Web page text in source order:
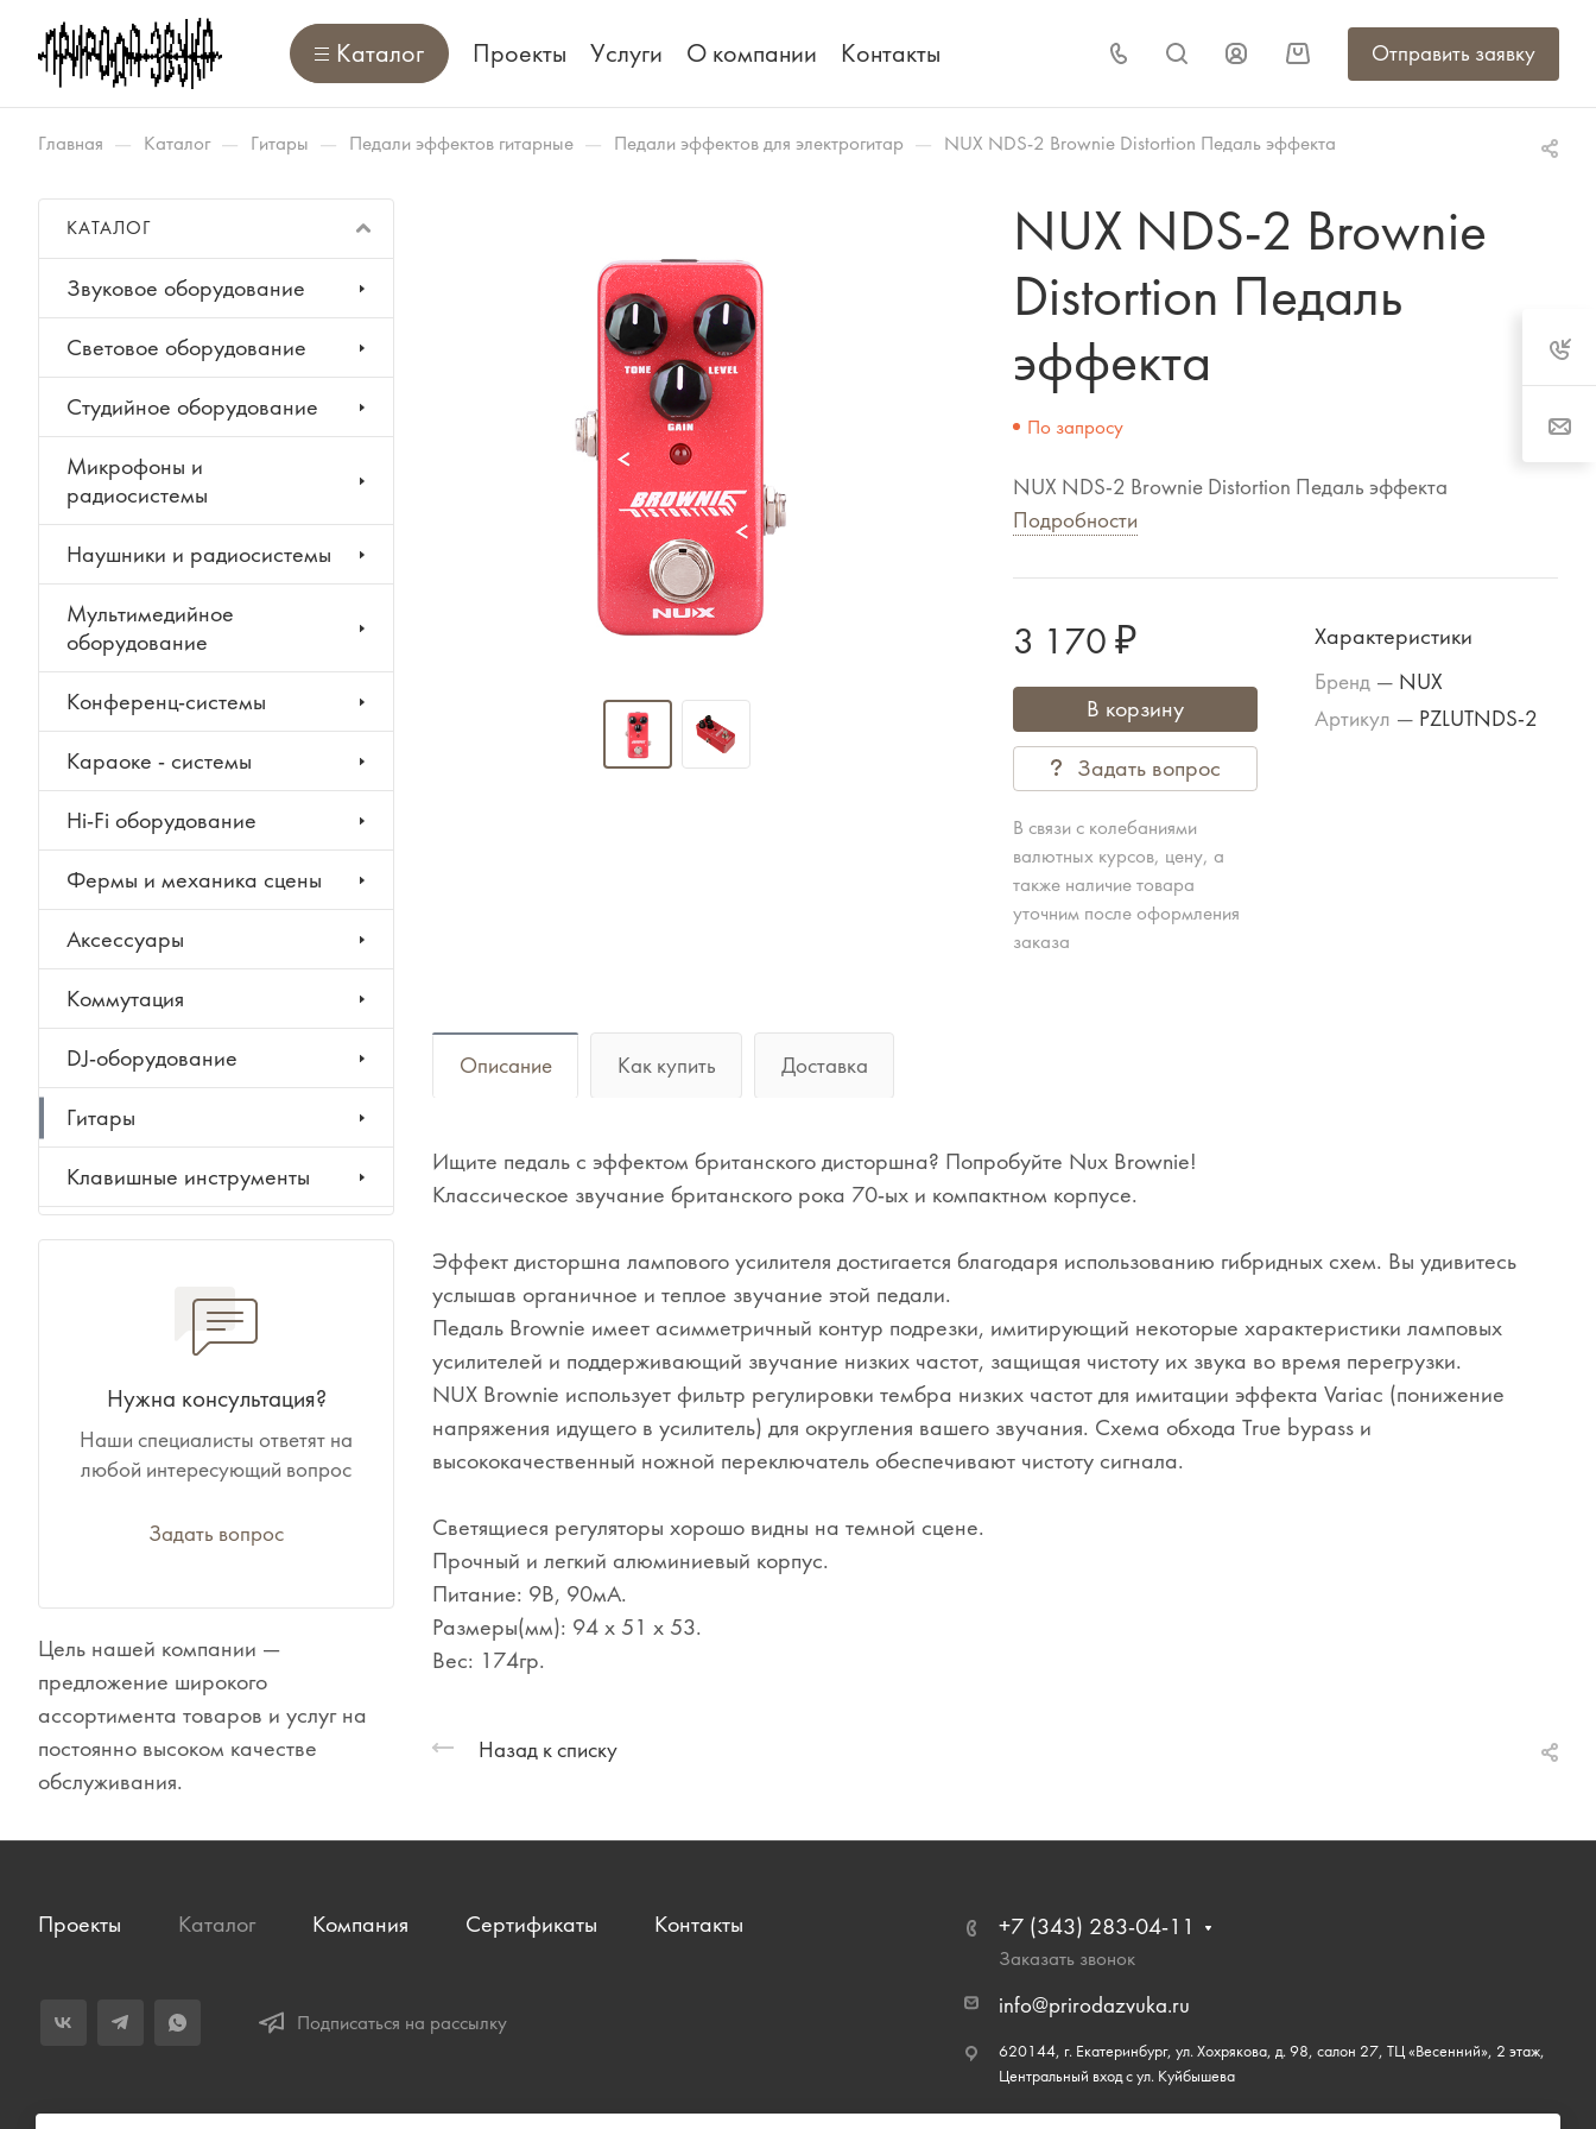
Каталог Проекты Услуги О компании Контакты Отправить заявку
Главная — Каталог — Гитары — Педали эффектов гитарные — Педали эффектов для электрогитар — NUX NDS-2 Brownie Distortion Педаль эффекта
NUX NDS-2 Brownie
Distortion Педаль
эффекта
По запросу
NUX NDS-2 Brownie Distortion Педаль эффекта
Подробности
3 170 ₽
В корзину
Задать вопрос
В связи с колебаниями
валютных курсов, цену, а
также наличие товара
уточним после оформления
заказа
Характеристики
Бренд — NUX
Артикул — PZLUTNDS-2
Описание Как купить Доставка
Ищите педаль с эффектом британского дисторшна? Попробуйте Nux Brownie!
Классическое звучание британского рока 70-ых и компактном корпусе.
Эффект дисторшна лампового усилителя достигается благодаря использованию гибридных схем. Вы удивитесь
услышав органичное и теплое звучание этой педали.
Педаль Brownie имеет асимметричный контур подрезки, имитирующий некоторые характеристики ламповых
усилителей и поддерживающий звучание низких частот, защищая чистоту их звука во время перегрузки.
NUX Brownie использует фильтр регулировки тембра низких частот для имитации эффекта Variac (понижение
напряжения идущего в усилитель) для округления вашего звучания. Схема обхода True bypass и
высококачественный ножной переключатель обеспечивают чистоту сигнала.
Светящиеся регуляторы хорошо видны на темной сцене.
Прочный и легкий алюминиевый корпус.
Питание: 9В, 90мА.
Размеры(мм): 94 х 51 х 53.
Вес: 174гр.
Назад к списку
КАТАЛОГ
Звуковое оборудование
Световое оборудование
Студийное оборудование
Микрофоны и
радиосистемы
Наушники и радиосистемы
Мультимедийное
оборудование
Конференц-системы
Караоке - системы
Hi-Fi оборудование
Фермы и механика сцены
Аксессуары
Коммутация
DJ-оборудование
Гитары
Клавишные инструменты
Ударные инструменты
Духовые инструменты
Классические инструменты
Народные инструменты
Баяны, аккордеоны,
Одежда
Нужна консультация?
Наши специалисты ответят на
любой интересующий вопрос
Задать вопрос
Цель нашей компании —
предложение широкого
ассортимента товаров и услуг на
постоянно высоком качестве
обслуживания.
Проекты Каталог Компания Сертификаты Контакты
Подписаться на рассылку
+7 (343) 283-04-11
Заказать звонок
info@prirodazvuka.ru
620144, г. Екатеринбург, ул. Хохрякова, д. 98, салон 27, ТЦ «Весенний», 2 этаж,
Центральный вход с ул. Куйбышева